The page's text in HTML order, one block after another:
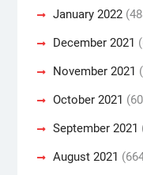
January 2022
December 2021
November 2021
October 2021
September 2021
August 2021